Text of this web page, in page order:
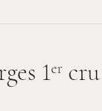
1er